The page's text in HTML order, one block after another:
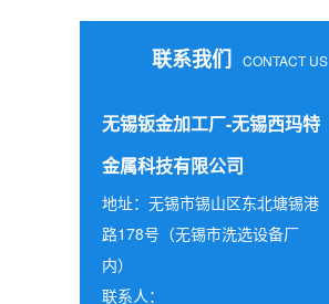
联系我们 CONTACT US
无锡钣金加工厂-无锡西玛特
金属科技有限公司
地址：无锡市锡山区东北塘锡港
路178号（无锡市洗选设备厂
内）
联系人：